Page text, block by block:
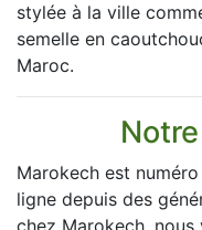
stylée à la ville
semelle en
Maroc.
Marokech est
ligne depuis des